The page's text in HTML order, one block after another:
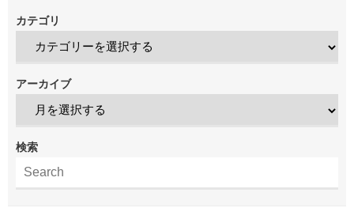
カテゴリ
アーカイブ
検索